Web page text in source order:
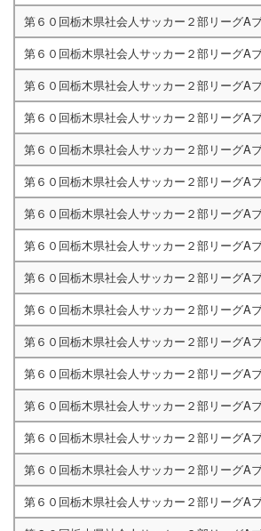
第６０回栃木県社会人サッカー２部リーグA
第６０回栃木県社会人サッカー２部リーグA
第６０回栃木県社会人サッカー２部リーグA
第６０回栃木県社会人サッカー２部リーグA
第６０回栃木県社会人サッカー２部リーグA
第６０回栃木県社会人サッカー２部リーグA
第６０回栃木県社会人サッカー２部リーグA
第６０回栃木県社会人サッカー２部リーグA
第６０回栃木県社会人サッカー２部リーグA
第６０回栃木県社会人サッカー２部リーグA
第６０回栃木県社会人サッカー２部リーグA
第６０回栃木県社会人サッカー２部リーグA
第６０回栃木県社会人サッカー２部リーグA
第６０回栃木県社会人サッカー２部リーグA
第６０回栃木県社会人サッカー２部リーグA
第６０回栃木県社会人サッカー２部リーグA